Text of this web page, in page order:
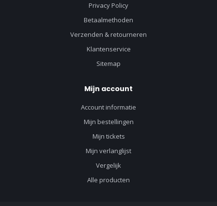
Privacy Policy
Betaalmethoden
Verzenden & retourneren
Klantenservice
Sitemap
Mijn account
Account informatie
Mijn bestellingen
Mijn tickets
Mijn verlanglijst
Vergelijk
Alle producten